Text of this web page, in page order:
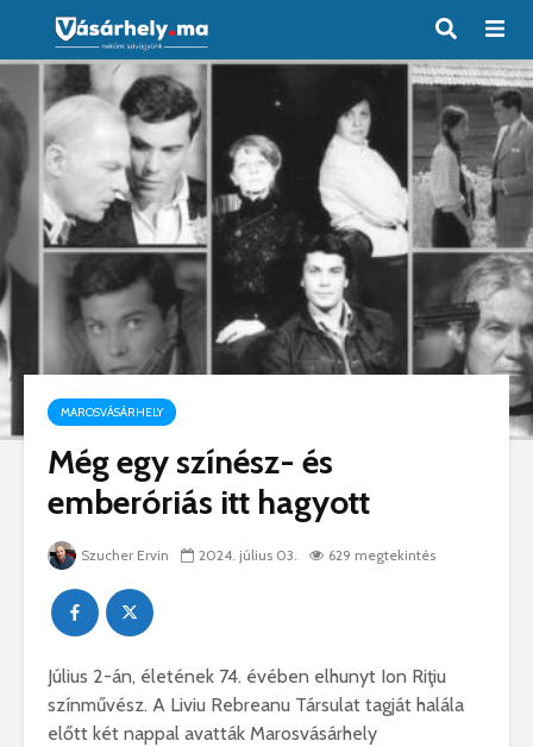
MAROSVÁSÁRHELY
Még egy színész- és
emberóriás itt hagyott
Szucher Ervin 2024. július 03. 629 megtekintés
Július 2-án, életének 74. évében elhunyt Ion Riţiu
színművész. A Liviu Rebreanu Társulat tagját halála
előtt két nappal avatták Marosvásárhely